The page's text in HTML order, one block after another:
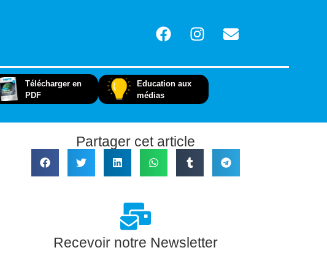
Télécharger en
PDF
Education aux
médias
Partager cet article
Recevoir notre Newsletter